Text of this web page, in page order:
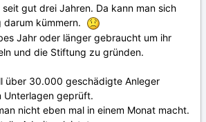
gut drei Jahren. Da kann man sich
kümmern.
Jahr oder länger gebraucht um ihr
und die Stiftung zu gründen.
über 30.000 geschädigte Anleger
Unterlagen geprüft.
nicht eben mal in einem Monat macht.